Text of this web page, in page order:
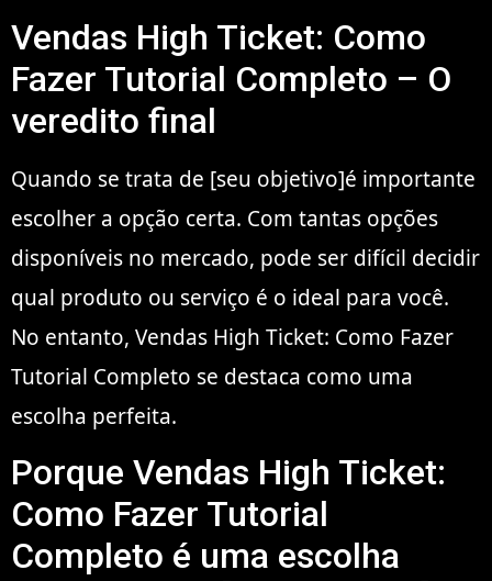
Vendas High Ticket: Como
Fazer Tutorial Completo – O
veredito final
Quando se trata de [seu objetivo]é importante
escolher a opção certa. Com tantas opções
disponíveis no mercado, pode ser difícil decidir
qual produto ou serviço é o ideal para você.
No entanto, Vendas High Ticket: Como Fazer
Tutorial Completo se destaca como uma
escolha perfeita.
Porque Vendas High Ticket:
Como Fazer Tutorial
Completo é uma escolha